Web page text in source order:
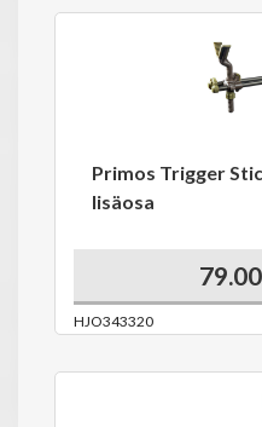
Primos Trigger
lisäosa
HJO343320